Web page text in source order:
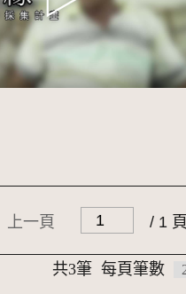
上一頁 / 1 頁
共3筆 每頁筆數